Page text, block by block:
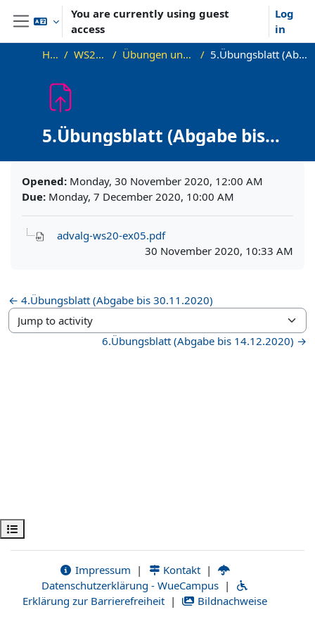
Skip to main content
Side panel
You are currently using guest
access
Log
in
Open course index
Home WS20_AdvAlg Übungen und Übungsblätter 5.Übungsblatt (Abgabe bis 7.12.2020)
5.Übungsblatt (Abgabe bis
7.12.2020)
Opened: Monday, 30 November 2020, 12:00 AM
Due: Monday, 7 December 2020, 10:00 AM
advalg-ws20-ex05.pdf
30 November 2020, 10:33 AM
← 4.Übungsblatt (Abgabe bis 30.11.2020)
Jump to activity
6.Übungsblatt (Abgabe bis 14.12.2020) →
Impressum | Kontakt |
Datenschutzerklärung - WueCampus |
Erklärung zur Barrierefreiheit | Bildnachweise